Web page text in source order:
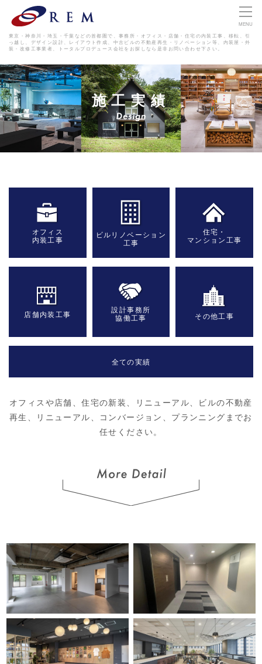
東京・神奈川・埼玉・千葉などの首都圏で、事務所・オフィス・店舗・住宅の内装工事、移転、引
っ越し、デザイン設計、レイアウト作成、 中古ビルの不動産再生・リノベーション等、内装屋・外
装・改修工事業者、トータルプロデュース会社をお探しなら是非お問い合わせ下さい。
MENU
施工実績
オフィス
内装工事
ビルリノベーション
工事
住宅・
マンション工事
店舗内装工事
設計事務所
協働工事
その他工事
全ての実績
オフィスや店舗、住宅の新装、リニューアル、ビルの不動産
再生、リニューアル、コンバージョン、プランニングまでお
任せください。